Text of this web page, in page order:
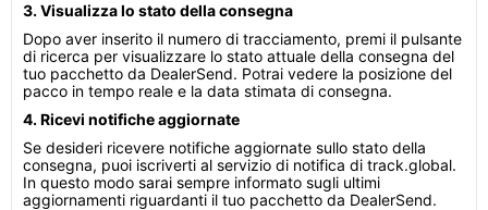
3. Visualizza lo stato della consegna
Dopo aver inserito il numero di tracciamento, premi il pulsante
di ricerca per visualizzare lo stato attuale della consegna del
tuo pacchetto da DealerSend. Potrai vedere la posizione del
pacco in tempo reale e la data stimata di consegna.
4. Ricevi notifiche aggiornate
Se desideri ricevere notifiche aggiornate sullo stato della
consegna, puoi iscriverti al servizio di notifica di track.global.
In questo modo sarai sempre informato sugli ultimi
aggiornamenti riguardanti il tuo pacchetto da DealerSend.